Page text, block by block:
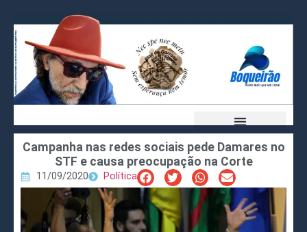
Campanha nas redes sociais pede Damares no
STF e causa preocupação na Corte
11/09/2020 Política